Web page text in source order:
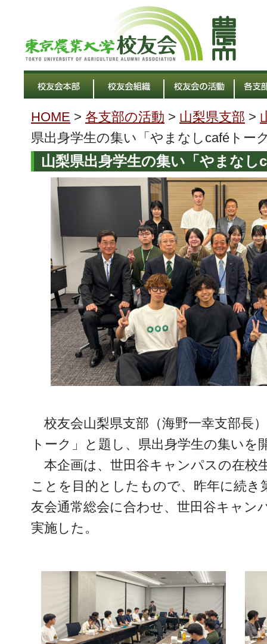
HOME > 各支部の活動 > 山梨県支部 >
県出身学生の集い「やまなしcaféトー
山梨県出身学生の集い「やまな
校友会山梨県支部（海野一幸支部長
トーク」と題し、県出身学生の集いを
本企画は、世田谷キャンパスの在校
ことを目的としたもので、昨年に続き
友会通常総会に合わせ、世田谷キャン
実施した。